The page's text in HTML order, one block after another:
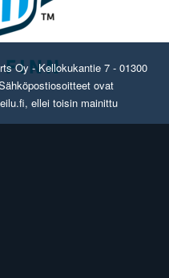
Oy - Kellokukantie 7 - 01300
ovat
ellei toisin mainittu